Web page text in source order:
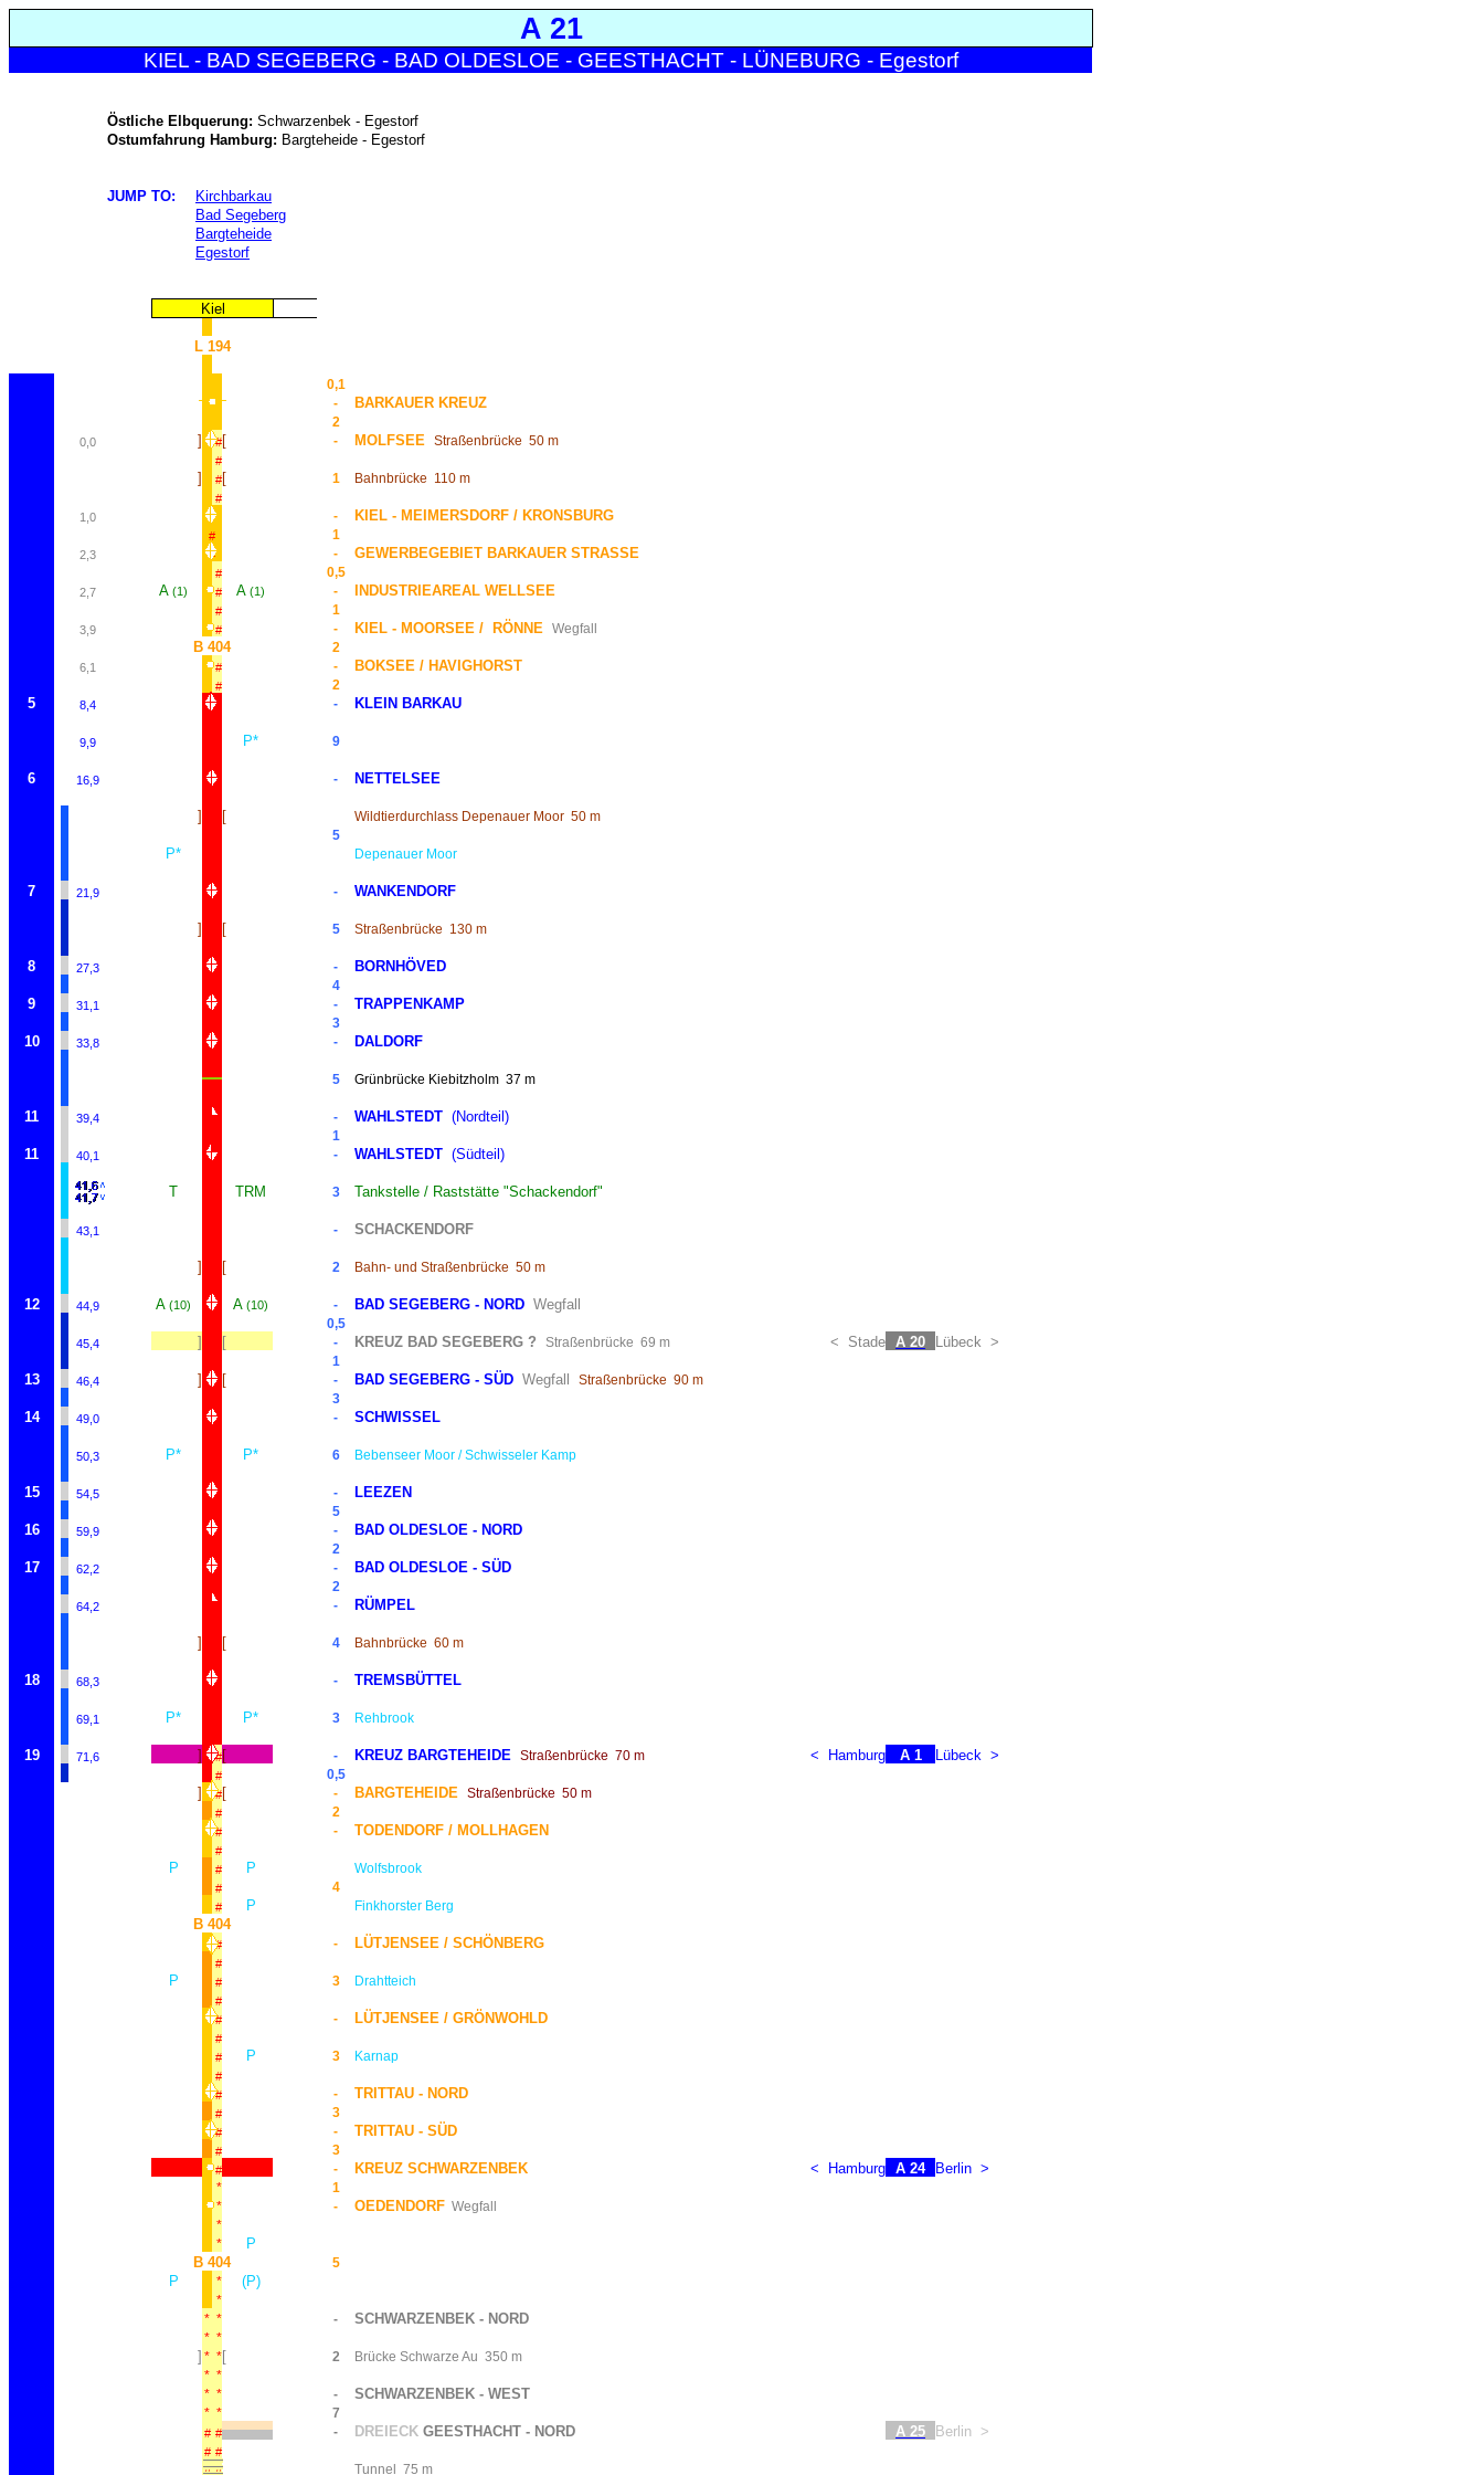
A 21
KIEL - BAD SEGEBERG - BAD OLDESLOE - GEESTHACHT - LÜNEBURG - Egestorf
Östliche Elbquerung: Schwarzenbek - Egestorf
Ostumfahrung Hamburg: Bargteheide - Egestorf
JUMP TO:
Kirchbarkau
Bad Segeberg
Bargteheide
Egestorf
Kiel
L 194
0,1
-
BARKAUER KREUZ
2
0,0 ] #[ - MOLFSEE Straßenbrücke 50 m
#
] #[ 1 Bahnbrücke 110 m
#
1,0
# - KIEL - MEIMERSDORF / KRONSBURG
# 1
2,3 # - GEWERBEGEBIET BARKAUER STRASSE
# 0,5
2,7 A (1) # A (1) - INDUSTRIEAREAL WELLSEE
# 1
3,9 # - KIEL - MOORSEE / RÖNNE Wegfall
B 404 2
6,1 # - BOKSEE / HAVIGHORST
# 2
5 8,4 - KLEIN BARKAU
9,9 P* 9
6 16,9 - NETTELSEE
] [ Wildtierdurchlass Depenauer Moor 50 m
5
P* Depenauer Moor
7 21,9 - WANKENDORF
] [ 5 Straßenbrücke 130 m
8 27,3 - BORNHÖVED
4
9 31,1 - TRAPPENKAMP
3
10 33,8 - DALDORF
5 Grünbrücke Kiebitzholm 37 m
11 39,4 - WAHLSTEDT (Nordteil)
1
11 40,1 - WAHLSTEDT (Südteil)
T TRM 3 Tankstelle / Raststätte "Schackendorf"
43,1 - SCHACKENDORF
] [ 2 Bahn- und Straßenbrücke 50 m
12 44,9 A (10) A (10) - BAD SEGEBERG - NORD Wegfall
0,5
45,4 ] [ - KREUZ BAD SEGEBERG ? Straßenbrücke 69 m < Stade A 20 Lübeck >
1
13 46,4 ] [ - BAD SEGEBERG - SÜD Wegfall Straßenbrücke 90 m
3
14 49,0 - SCHWISSEL
50,3 P* P* 6 Bebenseer Moor / Schwisseler Kamp
15 54,5 - LEEZEN
5
16 59,9 - BAD OLDESLOE - NORD
2
17 62,2 - BAD OLDESLOE - SÜD
2
64,2 - RÜMPEL
] [ 4 Bahnbrücke 60 m
18 68,3 - TREMSBÜTTEL
69,1 P* P* 3 Rehbrook
19 71,6 ] #[ - KREUZ BARGTEHEIDE Straßenbrücke 70 m < Hamburg A 1 Lübeck >
# 0,5
] #[ - BARGTEHEIDE Straßenbrücke 50 m
# 2
# - TODENDORF / MOLLHAGEN
#
P # P Wolfsbrook
# 4
# P Finkhorster Berg
B 404
# - LÜTJENSEE / SCHÖNBERG
#
P # 3 Drahtteich
#
#
- LÜTJENSEE / GRÖNWOHLD
#
#
P 3 Karnap
#
#
- TRITTAU - NORD
# 3
# - TRITTAU - SÜD
# 3
# - KREUZ SCHWARZENBEK < Hamburg A 24 Berlin >
*
1
*
- OEDENDORF Wegfall
*
*
P
B 404
5
P * (P)
*
* * - SCHWARZENBEK - NORD
* *
] * *[ 2 Brücke Schwarze Au 350 m
* *
* * - SCHWARZENBEK - WEST
* * 7
# # - DREIECK GEESTHACHT - NORD A 25 Berlin >
# #
# # Tunnel 75 m